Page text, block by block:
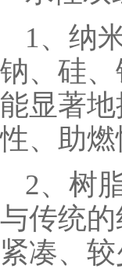
1、纳
钠、硅
能显著
性、助
2、树
与传统
紧凑、